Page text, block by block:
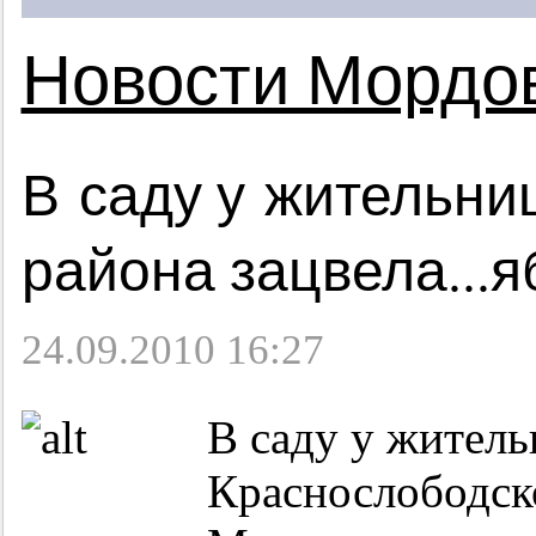
Новости
В саду у
района
24.09.2010 16:27
В саду у